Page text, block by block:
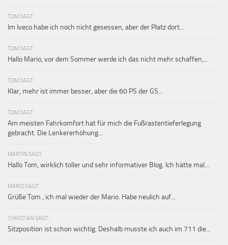
TOM SAGT:
Im Iveco habe ich noch nicht gesessen, aber der Platz dort...
TOM SAGT:
Hallo Mario, vor dem Sommer werde ich das nicht mehr schaffen,...
TOM SAGT:
Klar, mehr ist immer besser, aber die 60 PS der GS...
TOM SAGT:
Am meisten Fahrkomfort hat für mich die Fußrastentieferlegung
gebracht. Die Lenkererhöhung...
MARTIN SAGT:
Hallo Tom, wirklich toller und sehr informativer Blog. Ich hätte mal...
MARIO SAGT:
Grüße Tom , ich mal wieder der Mario. Habe neulich auf...
CHRISTIAN SAGT:
Sitzposition ist schon wichtig. Deshalb musste ich auch im 711 die...